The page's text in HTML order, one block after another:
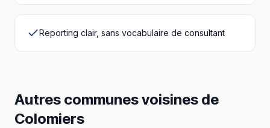
Reporting clair, sans vocabulaire de consultant
Autres communes voisines de
Colomiers